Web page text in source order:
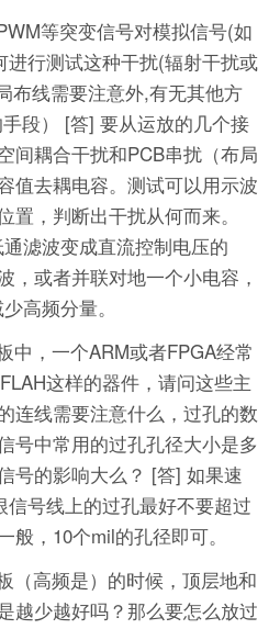
等突变信号对模拟信号(如
行测试这种干扰(辐射干扰或
布线需要注意外,有无其他方
段）
[答] 要从运放的几个接
间耦合干扰和PCB串扰（布局
值去耦电容。测试可以用示波
置，判断出干扰从何而来。
滤波变成直流控制电压的
，或者并联对地一个小电容，
高频分量。
中，一个ARM或者FPGA经常
这样的器件，请问这些主
连线需要注意什么，过孔的数
号中常用的过孔孔径大小是多
号的影响大么？ [答] 如果速
信号线上的过孔最好不要超过
，10个mil的孔径即可。
（高频是）的时候，顶层地和
越少越好吗？那么要怎么放过